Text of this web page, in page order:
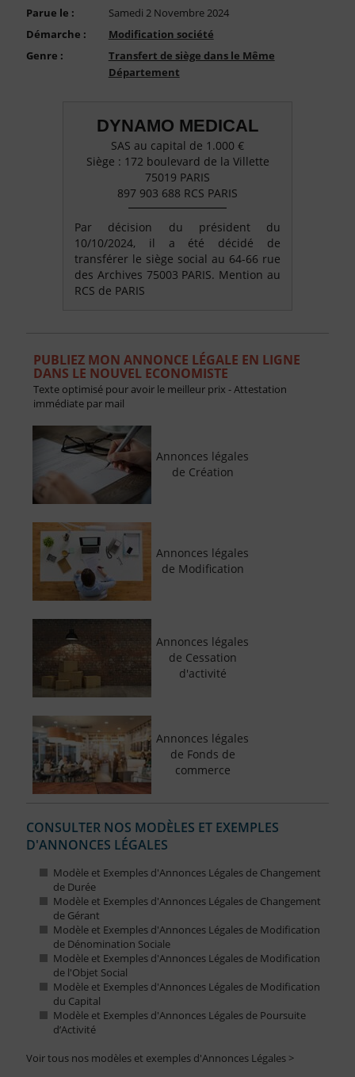
Parue le :
Samedi 2 Novembre 2024
Démarche :
Modification société
Genre :
Transfert de siège dans le Même
Département
DYNAMO MEDICAL
SAS au capital de 1.000 €
Siège : 172 boulevard de la Villette
75019 PARIS
897 903 688 RCS PARIS
Par décision du président du
10/10/2024, il a été décidé de
transférer le siège social au 64-66 rue
des Archives 75003 PARIS. Mention au
RCS de PARIS
PUBLIEZ MON ANNONCE LÉGALE EN LIGNE
DANS LE NOUVEL ECONOMISTE
Texte optimisé pour avoir le meilleur prix - Attestation
immédiate par mail
Annonces légales
de Création
Annonces légales
de Modification
Annonces légales
de Cessation
d'activité
Annonces légales
de Fonds de
commerce
CONSULTER NOS MODÈLES ET EXEMPLES
D'ANNONCES LÉGALES
Modèle et Exemples d'Annonces Légales de Changement
de Durée
Modèle et Exemples d'Annonces Légales de Changement
de Gérant
Modèle et Exemples d'Annonces Légales de Modification
de Dénomination Sociale
Modèle et Exemples d'Annonces Légales de Modification
de l'Objet Social
Modèle et Exemples d'Annonces Légales de Modification
du Capital
Modèle et Exemples d'Annonces Légales de Poursuite
d’Activité
Voir tous nos modèles et exemples d'Annonces Légales >